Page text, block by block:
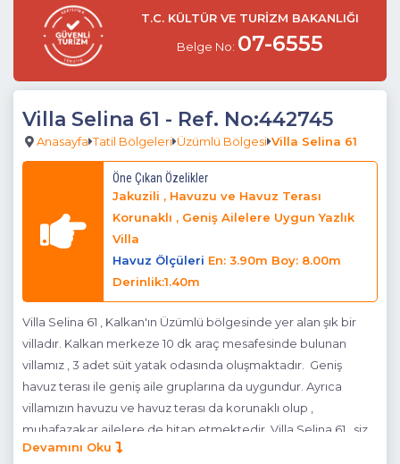
T.C. KÜLTÜR VE TURİZM BAKANLIĞI
Belge No: 07-6555
Villa Selina 61 - Ref. No:442745
Anasayfa Tatil Bölgeleri Üzümlü Bölgesi Villa Selina 61
Öne Çıkan Özelikler
Jakuzili , Havuzu ve Havuz Terası
Korunaklı , Geniş Ailelere Uygun Yazlık
Villa
Havuz Ölçüleri En: 3.90m Boy: 8.00m
Derinlik:1.40m
Villa Selina 61 , Kalkan'ın Üzümlü bölgesinde yer alan şık bir
villadır. Kalkan merkeze 10 dk araç mesafesinde bulunan
villamız , 3 adet süit yatak odasında oluşmaktadır. Geniş
havuz terası ile geniş aile gruplarına da uygundur. Ayrıca
villamızın havuzu ve havuz terası da korunaklı olup ,
muhafazakar ailelere de hitap etmektedir. Villa Selina 61 , siz
değerli misafirlerini beklemektedir.
Devamını Oku